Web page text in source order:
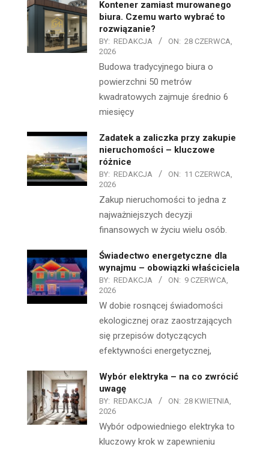
Kontener zamiast murowanego
biura. Czemu warto wybrać to
rozwiązanie?
BY: REDAKCJA ON: 28 CZERWCA,
2026
Budowa tradycyjnego biura o
powierzchni 50 metrów
kwadratowych zajmuje średnio 6
miesięcy
Zadatek a zaliczka przy zakupie
nieruchomości – kluczowe
różnice
BY: REDAKCJA ON: 11 CZERWCA,
2026
Zakup nieruchomości to jedna z
najważniejszych decyzji
finansowych w życiu wielu osób.
Świadectwo energetyczne dla
wynajmu – obowiązki właściciela
BY: REDAKCJA ON: 9 CZERWCA,
2026
W dobie rosnącej świadomości
ekologicznej oraz zaostrzających
się przepisów dotyczących
efektywności energetycznej,
Wybór elektryka – na co zwrócić
uwagę
BY: REDAKCJA ON: 28 KWIETNIA,
2026
Wybór odpowiedniego elektryka to
kluczowy krok w zapewnieniu